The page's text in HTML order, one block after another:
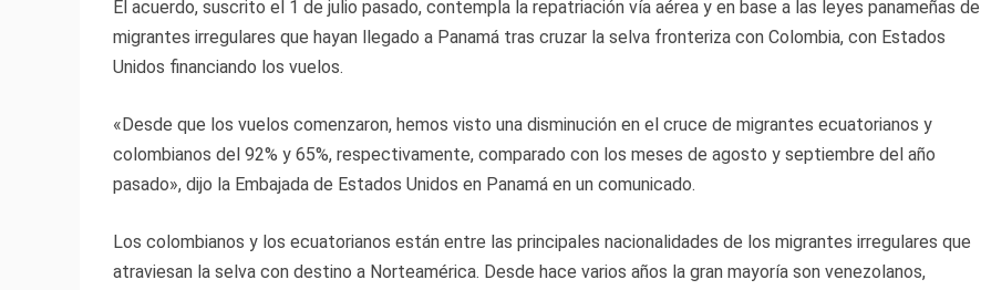
El acuerdo, suscrito el 1 de julio pasado, contempla la repatriación vía aérea y en base a las leyes panameñas de
migrantes irregulares que hayan llegado a Panamá tras cruzar la selva fronteriza con Colombia, con Estados
Unidos financiando los vuelos.
«Desde que los vuelos comenzaron, hemos visto una disminución en el cruce de migrantes ecuatorianos y
colombianos del 92% y 65%, respectivamente, comparado con los meses de agosto y septiembre del año
pasado», dijo la Embajada de Estados Unidos en Panamá en un comunicado.
Los colombianos y los ecuatorianos están entre las principales nacionalidades de los migrantes irregulares que
atraviesan la selva con destino a Norteamérica. Desde hace varios años la gran mayoría son venezolanos,